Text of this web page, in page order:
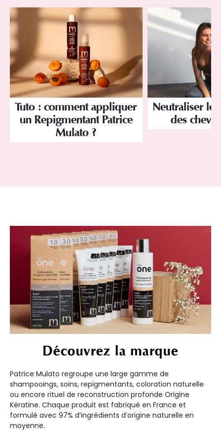
Tuto : comment appliquer
un Repigmentant Patrice
Mulato ?
Neutraliser
des
Découvrez la marque
Patrice Mulato regroupe une large gamme de
shampooings, soins, repigmentants, coloration naturelle
ou encore rituel de reconstruction profonde Origine
Kératine. Chaque produit est fabriqué en France et
formulé avec 97% d’ingrédients d’origine naturelle en
moyenne.